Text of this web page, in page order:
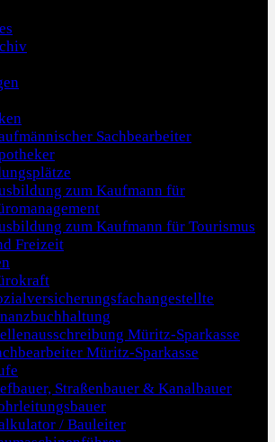
Sachbearbeiter
zum Kaufmann für
zum Kaufmann für Tourismus
Freizeit
Müritz-Sparkasse
Müritz-Sparkasse
Straßenbauer & Kanalbauer
/ Bauleiter